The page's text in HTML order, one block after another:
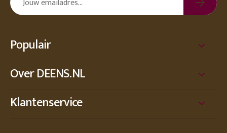
Populair
Over DEENS.NL
Klantenservice